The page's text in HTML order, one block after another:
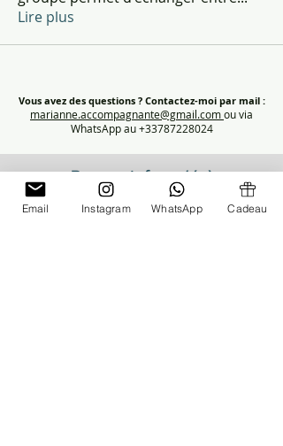
Lire plus
Vous avez des questions ?Contactez-moi par mail :
marianne.accompagnante@gmail.comou via
WhatsApp au +33787228024
Restez informé(e)
Inscrivez-vous pour recevoir des conseils et les dates des prochains
rendez-vous Parentalité.
Email Instagram WhatsApp Cadeau